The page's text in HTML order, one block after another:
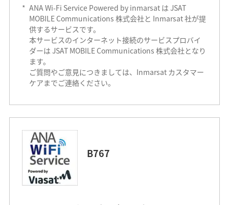
* ANA Wi-Fi Service Powered by inmarsat は JSAT
MOBILE Communications 株式会社と Inmarsat 社が提
供するサービスです。
本サービスのインターネット接続のサービスプロバイ
ダーは JSAT MOBILE Communications 株式会社となり
ます。
ご質問やご意見につきましては、Inmarsat カスタマー
ケアまでご連絡ください。
B767